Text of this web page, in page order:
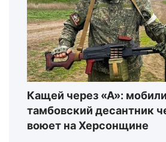
Кащей через «А»:
тамбовский десантник
воюет на Херсонщине